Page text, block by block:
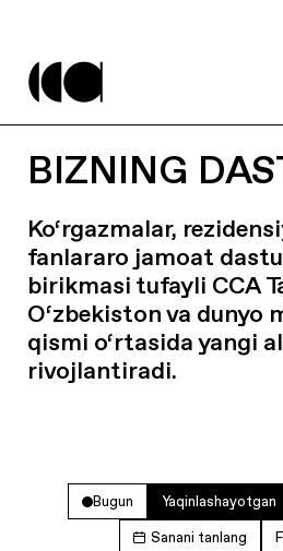
BIZNING
Ko‘rgazmalar,
fanlararo jamoat
birikmasi tufayli CCA
O‘zbekiston va dunyo
qismi o‘rtasida yangi
rivojlantiradi.
Bugun Yaqinlashayotgan
Sanani tanlang